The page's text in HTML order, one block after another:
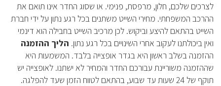
לצרכים שלכם, חלון, מרפסת, פנימי. או שסוג החדר אינו תואם את
ההרכב המשפחתי. מחירי השייט משתנים בכל רגע נתון על ידי חברת
השייט בהתאם להיצע וביקוש. לכן מרכיב השייט בחבילה הוא דינמי
ואין ביכולתנו לעקוב אחרי השינויים בכל רגע נתון. הליך ההזמנה
ההזמנה בשלב ראשון היא בגדר אופצייה בלבד. המשמעות היא
שההזמנה משוריינת עבורכם החדר והמחיר לא ישתנו. לאופצייה יש
תוקף של 24 שעות עד שבוע, בהתאם לטווח הזמן שעד להפלגה.